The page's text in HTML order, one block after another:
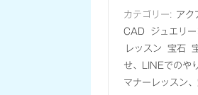
カテゴリー: アク
CAD
ジュエリ
レッスン
宝石
せ、LINEでのや
マナーレッスン